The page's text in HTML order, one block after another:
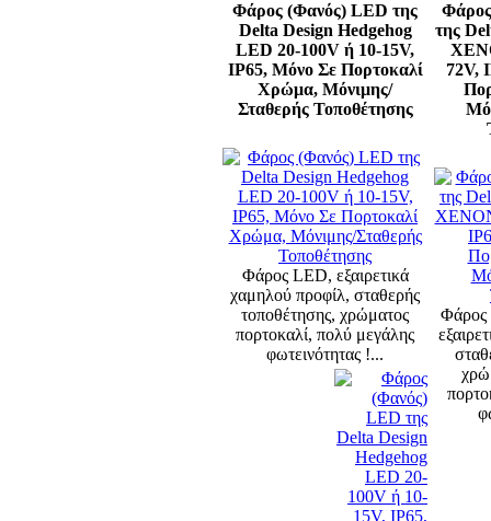
Φάρος (Φανός) LED της
Delta Design Hedgehog
LED 20-100V ή 10-15V,
IP65, Μόνο Σε Πορτοκαλί
Χρώμα, Mόνιμης/
Σταθερής Τοποθέτησης
Φάρος LED, εξαιρετικά
χαμηλού προφίλ, σταθερής
τοποθέτησης, χρώματος
πορτοκαλί, πολύ μεγάλης
φωτεινότητας !...
της
72V,